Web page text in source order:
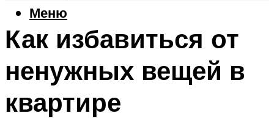
Меню
Как избавиться от
ненужных вещей в
квартире